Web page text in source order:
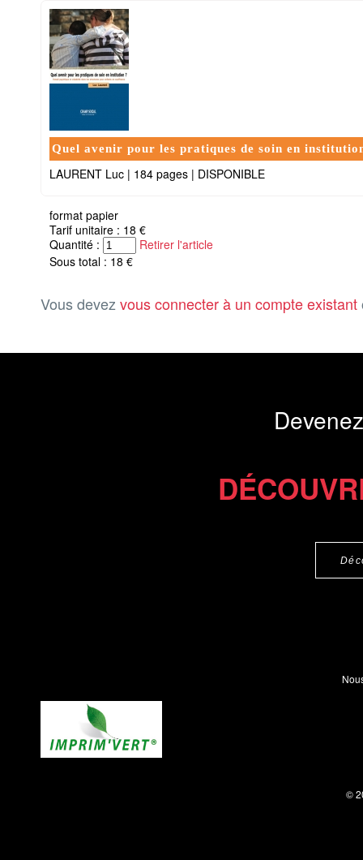
Quel avenir pour les pratiques de soin en
LAURENT Luc | 184 pages | DISPONIBLE
format papier
Tarif unitaire : 18 €
Quantité :
Retirer l'article
Sous total : 18 €
Vous devez vous connecter à un compte existant
©